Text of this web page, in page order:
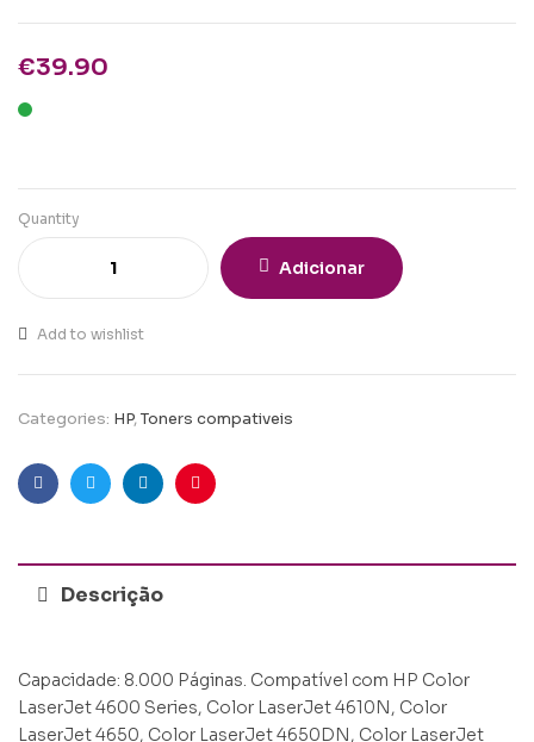
€39.90
Quantity
Adicionar
Add to wishlist
Categories: HP,Toners compativeis
FacebookTwitterLinkedinPinterest
Descrição
Capacidade: 8.000 Páginas. Compatível com HP Color
LaserJet 4600 Series, Color LaserJet 4610N, Color
LaserJet 4650, Color LaserJet 4650DN, Color LaserJet